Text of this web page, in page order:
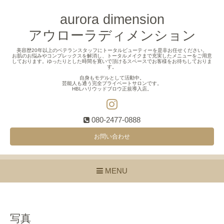
aurora dimension
アウローラディメンション
美容歴20年以上のベテランスタッフにトータルビューティーを是非お任せください。
お肌のお悩みやコンプレックスを解消し、トータルメイクまで充実したメニューをご用意
しております。ゆったりとした時間を寛いで頂けるスペースでお客様をお待ちしておりま
す。
自身もモデルとして活動中。
芸能人も通う完全プライベートサロンです。
HBLハリウッドブロウ正規導入店。
080-2477-0888
お問い合わせ
MENU
写真